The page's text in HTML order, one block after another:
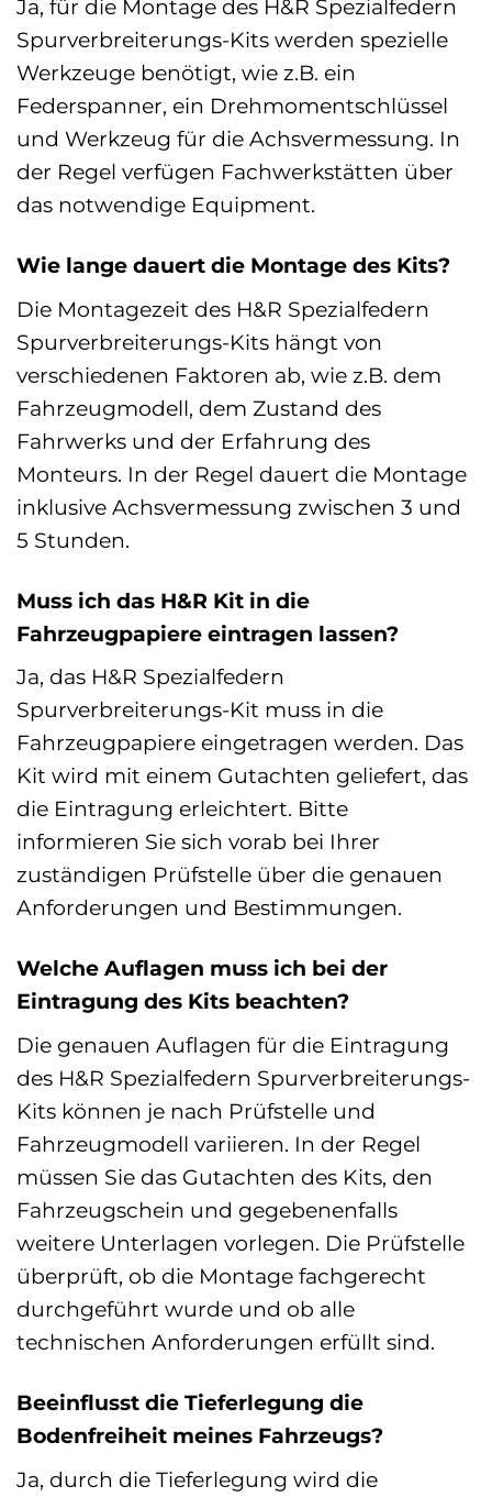
Ja, für die Montage des H&R Spezialfedern
Spurverbreiterungs-Kits werden spezielle
Werkzeuge benötigt, wie z.B. ein
Federspanner, ein Drehmomentschlüssel
und Werkzeug für die Achsvermessung. In
der Regel verfügen Fachwerkstätten über
das notwendige Equipment.
Wie lange dauert die Montage des Kits?
Die Montagezeit des H&R Spezialfedern
Spurverbreiterungs-Kits hängt von
verschiedenen Faktoren ab, wie z.B. dem
Fahrzeugmodell, dem Zustand des
Fahrwerks und der Erfahrung des
Monteurs. In der Regel dauert die Montage
inklusive Achsvermessung zwischen 3 und
5 Stunden.
Muss ich das H&R Kit in die
Fahrzeugpapiere eintragen lassen?
Ja, das H&R Spezialfedern
Spurverbreiterungs-Kit muss in die
Fahrzeugpapiere eingetragen werden. Das
Kit wird mit einem Gutachten geliefert, das
die Eintragung erleichtert. Bitte
informieren Sie sich vorab bei Ihrer
zuständigen Prüfstelle über die genauen
Anforderungen und Bestimmungen.
Welche Auflagen muss ich bei der
Eintragung des Kits beachten?
Die genauen Auflagen für die Eintragung
des H&R Spezialfedern Spurverbreiterungs-
Kits können je nach Prüfstelle und
Fahrzeugmodell variieren. In der Regel
müssen Sie das Gutachten des Kits, den
Fahrzeugschein und gegebenenfalls
weitere Unterlagen vorlegen. Die Prüfstelle
überprüft, ob die Montage fachgerecht
durchgeführt wurde und ob alle
technischen Anforderungen erfüllt sind.
Beeinflusst die Tieferlegung die
Bodenfreiheit meines Fahrzeugs?
Ja, durch die Tieferlegung wird die